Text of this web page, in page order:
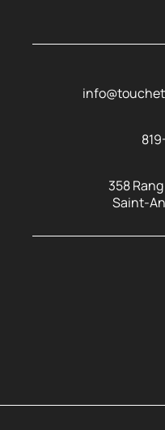
358
Saint-